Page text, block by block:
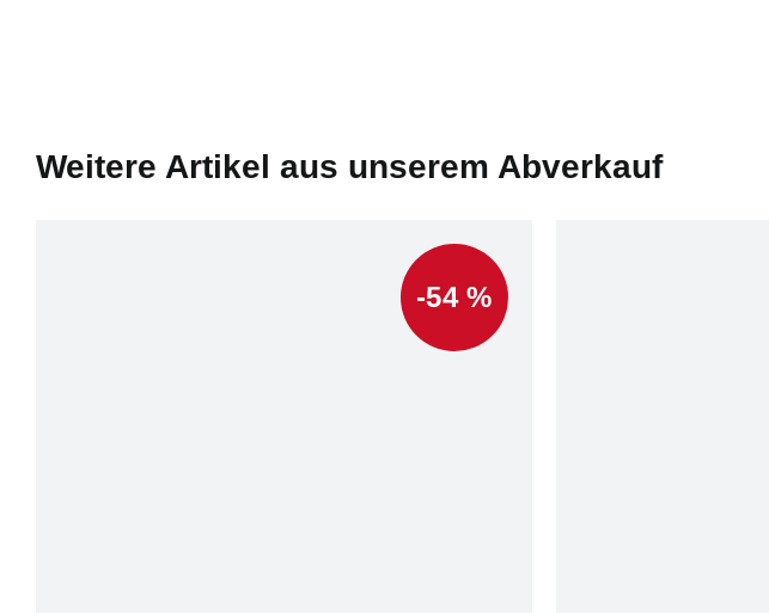
Weitere Artikel aus unserem Abverkauf
-54 %